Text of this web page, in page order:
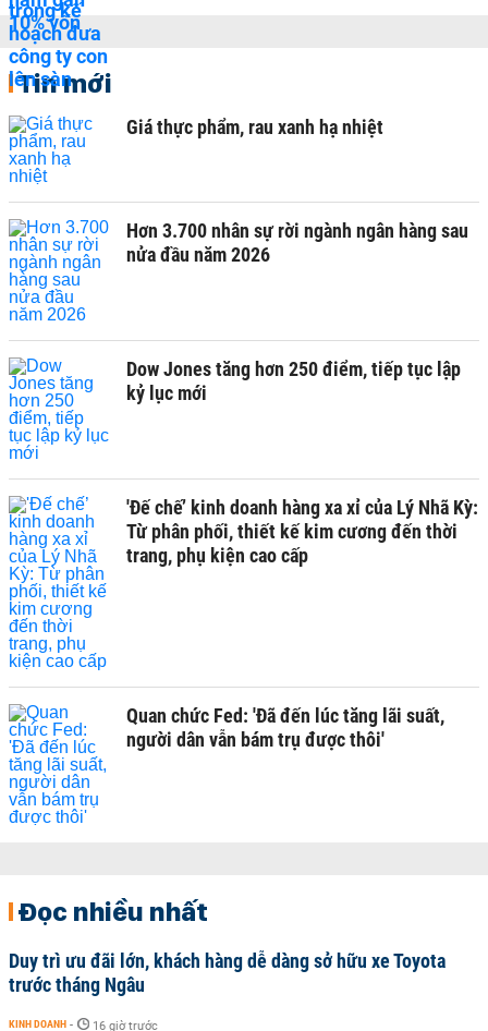
Tin mới
Giá thực phẩm, rau xanh hạ nhiệt
Hơn 3.700 nhân sự rời ngành ngân hàng sau
nửa đầu năm 2026
Dow Jones tăng hơn 250 điểm, tiếp tục lập
kỷ lục mới
'Đế chế’ kinh doanh hàng xa xỉ của Lý Nhã Kỳ:
Từ phân phối, thiết kế kim cương đến thời
trang, phụ kiện cao cấp
Quan chức Fed: 'Đã đến lúc tăng lãi suất,
người dân vẫn bám trụ được thôi'
Đọc nhiều nhất
Duy trì ưu đãi lớn, khách hàng dễ dàng sở hữu xe Toyota
trước tháng Ngâu
KINH DOANH - 16 giờ trước